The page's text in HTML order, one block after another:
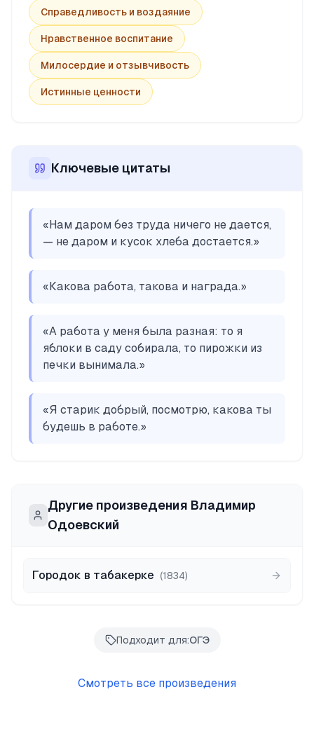
Справедливость и воздаяние
Нравственное воспитание
Милосердие и отзывчивость
Истинные ценности
Ключевые цитаты
«Нам даром без труда ничего не дается,
— не даром и кусок хлеба достается.»
«Какова работа, такова и награда.»
«А работа у меня была разная: то я
яблоки в саду собирала, то пирожки из
печки вынимала.»
«Я старик добрый, посмотрю, какова ты
будешь в работе.»
Другие произведения Владимир
Одоевский
Городок в табакерке (1834)
Подходит для:ОГЭ
Смотреть все произведения